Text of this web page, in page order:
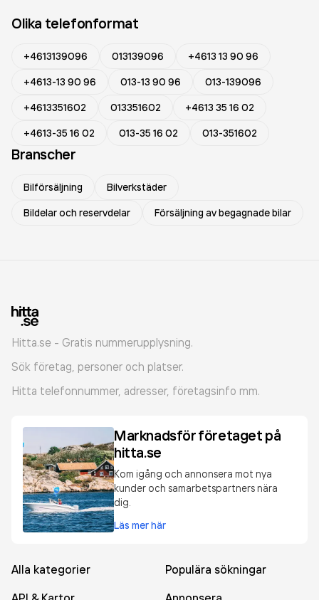
Olika telefonformat
+4613139096 013139096
+4613 13 90 96
+4613-13 90 96
013-13 90 96
013-139096
+4613351602
013351602
+4613 35 16 02
+4613-35 16 02
013-35 16 02 013-351602
Branscher
Bilförsäljning
Bilverkstäder
Bildelar och reservdelar
Försäljning av begagnade bilar
Hitta.se - Gratis nummerupplysning.
Sök företag, personer och platser.
Hitta telefonnummer, adresser, företagsinfo mm.
Marknadsför företaget på
hitta.se
Kom igång och annonsera mot nya
kunder och samarbetspartners nära
dig.
Läs mer här
Alla kategorier
Populära sökningar